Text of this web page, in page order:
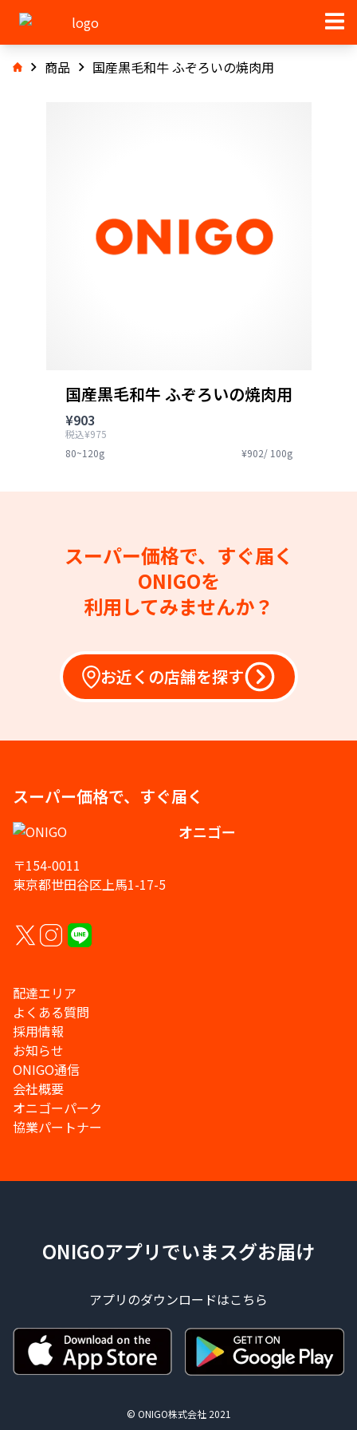
商品 国産黒毛和牛 ふぞろいの焼肉用
国産黒毛和牛 ふぞろいの焼肉用
¥903
税込¥975
80~120g
¥902/ 100g
スーパー価格で、すぐ届く
ONIGOを
利用してみませんか？
お近くの店舗を探す
スーパー価格で、すぐ届く
オニゴー
〒154-0011
東京都世田谷区上馬1-17-5
配達エリア
よくある質問
採用情報
お知らせ
ONIGO通信
会社概要
オニゴーパーク
協業パートナー
ONIGOアプリでいまスグお届け
アプリのダウンロードはこちら
© ONIGO株式会社 2021